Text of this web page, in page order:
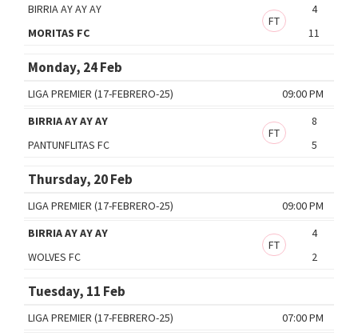
BIRRIA AY AY AY
4
FT
MORITAS FC
11
Monday, 24 Feb
09:00 PM
LIGA PREMIER (17-FEBRERO-25)
BIRRIA AY AY AY
8
FT
PANTUNFLITAS FC
5
Thursday, 20 Feb
09:00 PM
LIGA PREMIER (17-FEBRERO-25)
BIRRIA AY AY AY
4
FT
WOLVES FC
2
Tuesday, 11 Feb
07:00 PM
LIGA PREMIER (17-FEBRERO-25)